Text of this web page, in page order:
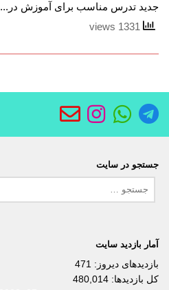
جدید تدرس مناسب برای آموزش در...
جستجو در سایت
آمار بازدید سایت
بازدیدهای دیروز: 471
کل بازدیدها: 480,014